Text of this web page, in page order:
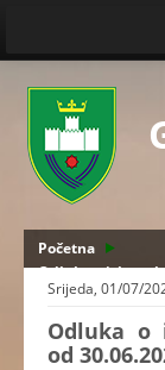
Početna
Odluka o izboru
Srijeda, 01/07/
Odluka o
od